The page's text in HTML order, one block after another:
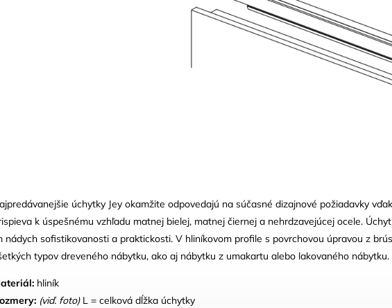
úchytky Jey okamžite odpovedajú na súčasné dizajnové požiadavky
k úspešnému vzhľadu matnej bielej, matnej čiernej a nehrdzavejúcej ocele.
nádych sofistikovanosti a praktickosti. V hliníkovom profile s povrchovou úpravou z
typov dreveného nábytku, ako aj nábytku z umakartu alebo lakovaného
hliník
(viď. foto)L = celková dĺžka úchytky